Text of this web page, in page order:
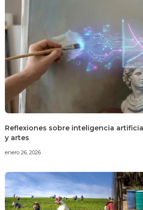
Reflexiones sobre inteligencia
y artes
enero 26, 2026